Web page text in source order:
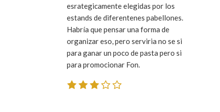
esrategicamente elegidas por los
estands de diferentenes pabellones.
Habría que pensar una forma de
organizar eso, pero serviria no se si
para ganar un poco de pasta pero si
para promocionar Fon.